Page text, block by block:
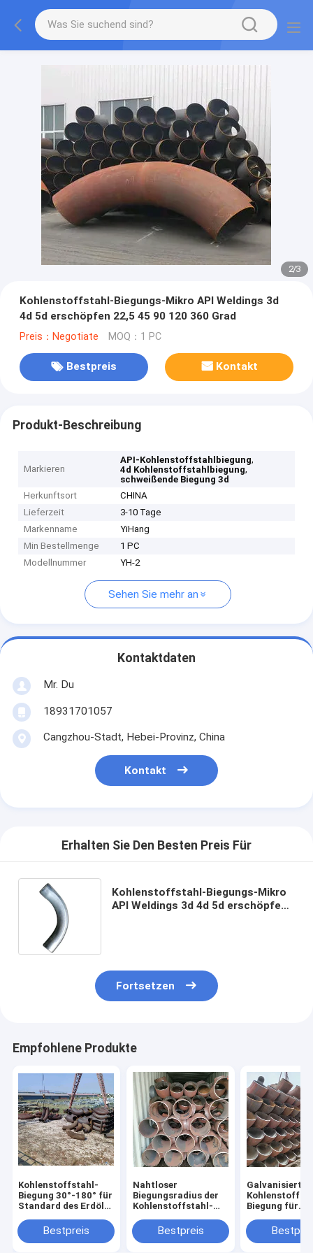
2/3
Kohlenstoffstahl-Biegungs-Mikro API Weldings 3d
4d 5d erschöpfen 22,5 45 90 120 360 Grad
Preis：Negotiate MOQ：1 PC
Bestpreis Kontakt
Produkt-Beschreibung
Markieren
API-Kohlenstoffstahlbiegung,
4d Kohlenstoffstahlbiegung,
schweißende Biegung 3d
Herkunftsort
CHINA
Lieferzeit
3-10 Tage
Markenname
YiHang
Min Bestellmenge
1 PC
Modellnummer
YH-2
Sehen Sie mehr an
Kontaktdaten
Mr. Du
18931701057
Cangzhou-Stadt, Hebei-Provinz, China
Kontakt
Erhalten Sie Den Besten Preis Für
Kohlenstoffstahl-Biegungs-Mikro
API Weldings 3d 4d 5d erschöpfen
Fortsetzen
Empfohlene Produkte
Kohlenstoffstahl-
Biegung 30°-180° für
Standard des Erdöl-
Bestpreis
Nahtloser
Biegungsradius der
Kohlenstoffstahl-
Holzetui-2D-10D
Bestpreis
Galvanisierte
Biegung für
Anwendungs-
Wandstärke